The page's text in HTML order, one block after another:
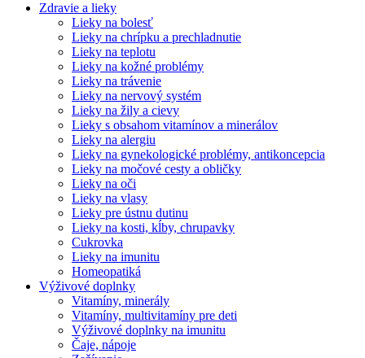
Zdravie a lieky
Lieky na bolesť
Lieky na chrípku a prechladnutie
Lieky na teplotu
Lieky na kožné problémy
Lieky na trávenie
Lieky na nervový systém
Lieky na žily a cievy
Lieky s obsahom vitamínov a minerálov
Lieky na alergiu
Lieky na gynekologické problémy, antikoncepcia
Lieky na močové cesty a obličky
Lieky na oči
Lieky na vlasy
Lieky pre ústnu dutinu
Lieky na kosti, kĺby, chrupavky
Cukrovka
Lieky na imunitu
Homeopatiká
Výživové doplnky
Vitamíny, minerály
Vitamíny, multivitamíny pre deti
Výživové doplnky na imunitu
Čaje, nápoje